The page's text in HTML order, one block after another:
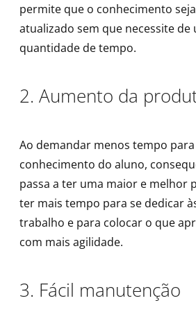
permite que o conhecimento
atualizado sem que necessite de
quantidade de tempo.
2. Aumento da
Ao demandar menos tempo
conhecimento do aluno,
passa a ter uma maior e melhor
ter mais tempo para se dedicar
trabalho e para colocar o que
com mais agilidade.
3. Fácil manutenção